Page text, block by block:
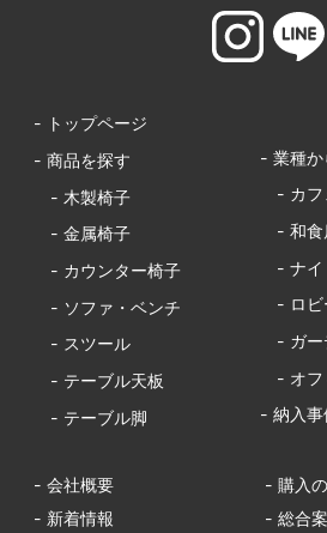
- トップページ
- 商品を探す
- 木製椅子
- 金属椅子
- カウンター椅子
- ソファ・ベンチ
- スツール
- テーブル天板
- テーブル脚
- 業種か
- カフ
- 和食
- ナイ
- ロビ
- ガー
- オフ
- 納入事
- 会社概要
- 購入
- 新着情報
- 総合